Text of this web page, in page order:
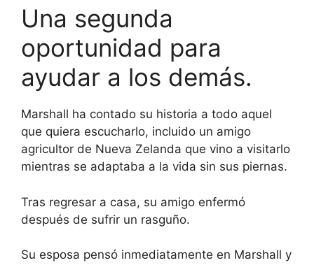
Una segunda
oportunidad para
ayudar a los demás.
Marshall ha contado su historia a todo aquel
que quiera escucharlo, incluido un amigo
agricultor de Nueva Zelanda que vino a visitarlo
mientras se adaptaba a la vida sin sus piernas.
Tras regresar a casa, su amigo enfermó
después de sufrir un rasguño.
Su esposa pensó inmediatamente en Marshall y